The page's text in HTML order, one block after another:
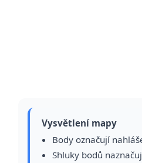
Vysvětlení mapy
Body označují
Shluky bodů